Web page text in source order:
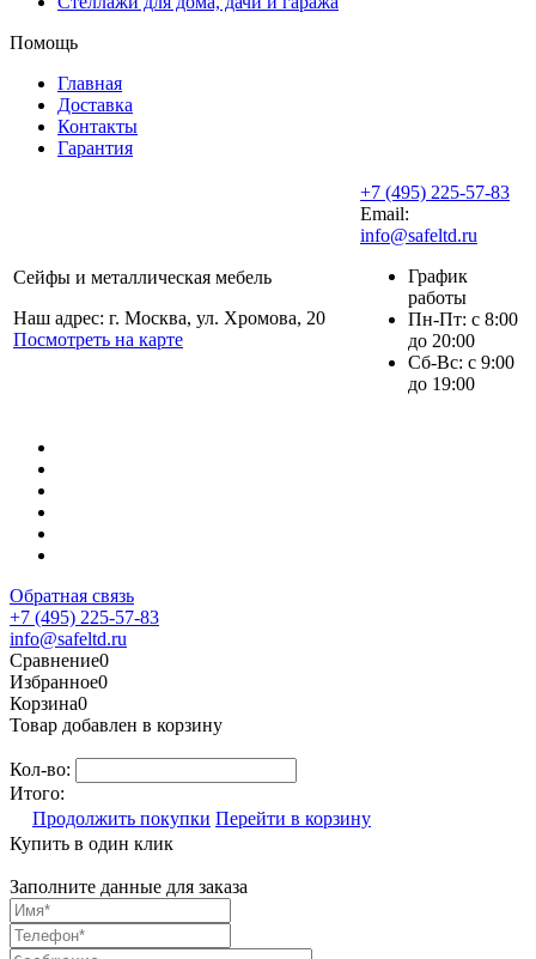
Помощь
Главная
Доставка
Контакты
Гарантия
Сейфы и металлическая мебель
Наш адрес: г. Москва, ул. Хромова, 20
Посмотреть на карте
+7 (495) 225-57-83
Email:
info@safeltd.ru
График
работы
Пн-Пт: с 8:00
до 20:00
Сб-Вс: с 9:00
до 19:00
Обратная связь
+7 (495) 225-57-83
info@safeltd.ru
Сравнение0
Избранное0
Корзина0
Товар добавлен в корзину
Кол-во:
Итого:
Продолжить покупки Перейти в корзину
Купить в один клик
Заполните данные для заказа